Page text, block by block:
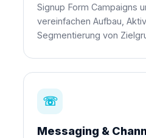
Signup Form Campaigns
vereinfachen Aufbau,
Segmentierung von
☏
Messaging &